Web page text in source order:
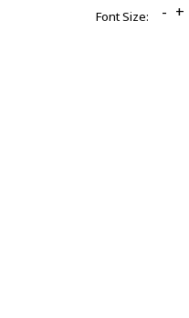
Font Size: - +